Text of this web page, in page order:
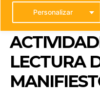
Personalizar
CONTRA
LECTURA